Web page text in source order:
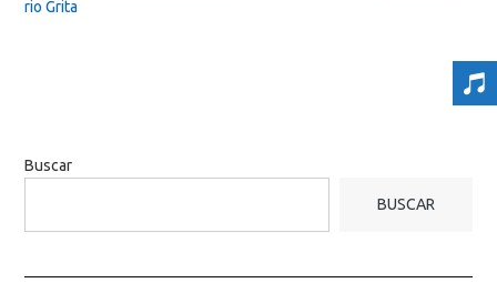
rio Grita
Buscar
BUSCAR